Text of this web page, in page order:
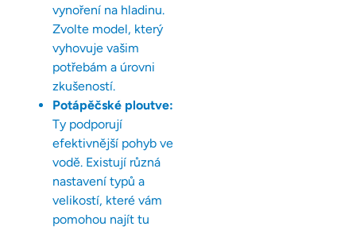
vynoření na hladinu.
Zvolte model, který
vyhovuje vašim
potřebám a úrovni
zkušeností.
Potápěčské ploutve:
Ty podporují
efektivnější pohyb ve
vodě. Existují různá
nastavení typů a
velikostí, které vám
pomohou najít tu